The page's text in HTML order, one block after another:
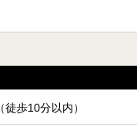
徒歩10分以内）